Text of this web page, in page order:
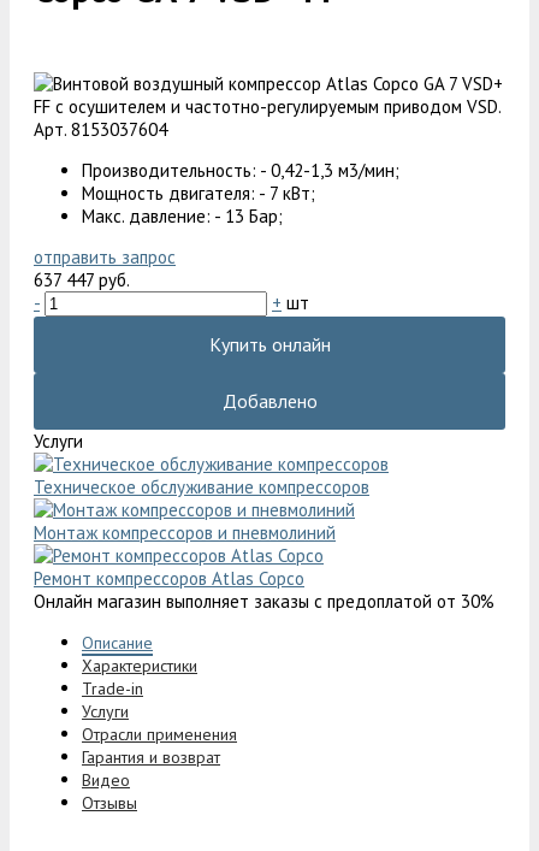
Арт. 8153037604
Производительность: - 0,42-1,3 м3/мин;
Мощность двигателя: - 7 кВт;
Макс. давление: - 13 Бар;
отправить запрос
637 447 руб.
-
+ шт
Купить онлайн
Добавлено
Услуги
Техническое обслуживание компрессоров
Монтаж компрессоров и пневмолиний
Ремонт компрессоров Atlas Copco
Онлайн магазин выполняет заказы с предоплатой от 30%
Описание
Характеристики
Trade-in
Услуги
Отрасли применения
Гарантия и возврат
Видео
Отзывы